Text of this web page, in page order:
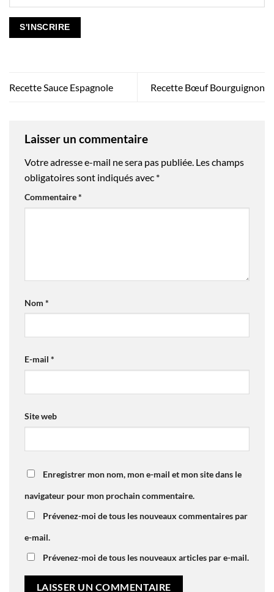
Recette Sauce Espagnole Recette Bœuf Bourguignon
Laisser un commentaire
Votre adresse e-mail ne sera pas publiée. Les champs
obligatoires sont indiqués avec *
Commentaire*
Nom *
E-mail *
Site web
Enregistrer mon nom, mon e-mail et mon site dans le
navigateur pour mon prochain commentaire.
Prévenez-moi de tous les nouveaux commentaires par
e-mail.
Prévenez-moi de tous les nouveaux articles par e-mail.